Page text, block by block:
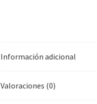
Información adicional
Valoraciones (0)